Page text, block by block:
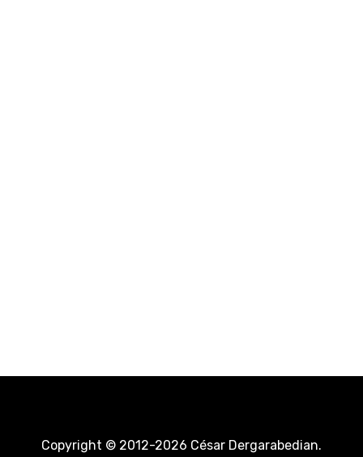
Copyright © 2012-2026 César Dergarabedian.